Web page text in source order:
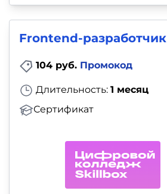
Frontend-разработчик
104 руб. Промокод
Длительность: 1 месяц
Сертификат